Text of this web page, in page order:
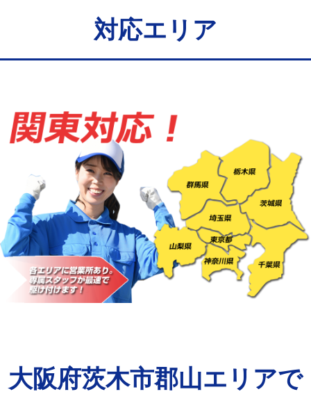
給水管工事※（バンド止め) 3,300円
給水管工事※（土の掘削・埋め戻し作
業)
給水管工事※（塩ビ管（VP・HI）使
用/3ｍまで)
33,000円
給水管工事※（塩ビ管（VP・HI）使
用（追加）/3ｍ超え)
+8,800円
給水管工事※（ライニング鋼管・銅
管・ポリ管・HT管使用/3ｍまで)
44,000円
給水管工事※（ライニング鋼管・銅
管・ポリ管・HT管使用/3ｍ超え)
マス交換（深さ50㎝以上） 66,000円
対応エリア
大阪府茨木市郡山エリアで